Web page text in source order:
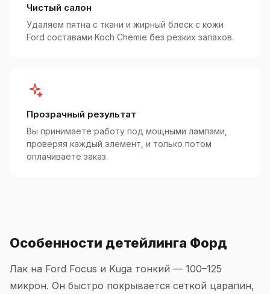
Чистый салон
Удаляем пятна с ткани и жирный блеск с кожи
Ford составами Koch Chemie без резких запахов.
Прозрачный результат
Вы принимаете работу под мощными лампами,
проверяя каждый элемент, и только потом
оплачиваете заказ.
Особенности детейлинга Форд
Лак на Ford Focus и Kuga тонкий — 100–125
микрон. Он быстро покрывается сеткой царапин,